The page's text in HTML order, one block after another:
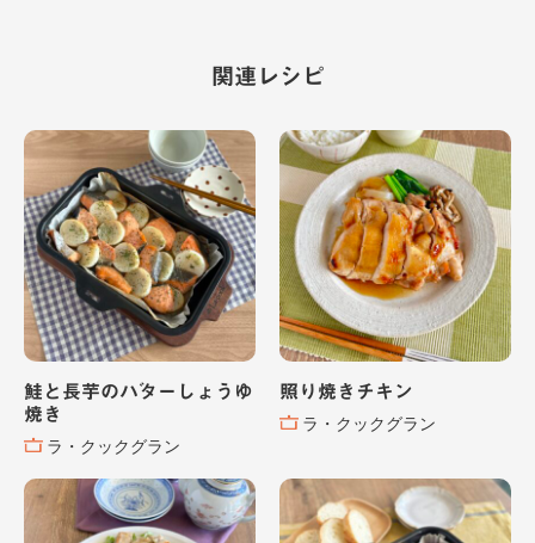
関連レシピ
鮭と長芋のバターしょうゆ
焼き
ラ・クックグラン
照り焼きチキン
ラ・クックグラン